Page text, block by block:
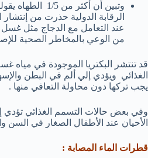
وتبين أن
الرقابة الدولية حذرت من
عند التعامل مع الدجاج مثل غسل
من الوعي بالمخاطر الصحية
يجب تركها دون محاولة التعافي منها .
وفي بعض حالات التسمم الغذائي تؤدي
الأحيان عند الأطفال الصغار في
قطرات الماء المصابة :